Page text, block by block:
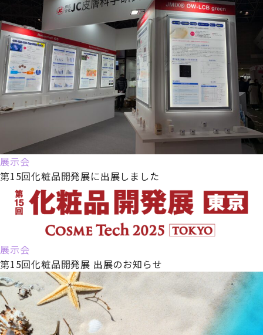
展示会
第15回化粧品開発展に出展しました
展示会
第15回化粧品開発展 出展のお知らせ